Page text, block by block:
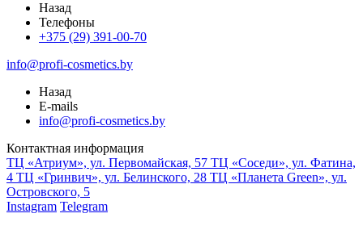
Назад
Телефоны
+375 (29) 391-00-70
info@profi-cosmetics.by
Назад
E-mails
info@profi-cosmetics.by
Контактная информация
ТЦ «Атриум», ул. Первомайская, 57 ТЦ «Соседи», ул. Фатина,
4 ТЦ «Гринвич», ул. Белинского, 28 ТЦ «Планета Green», ул.
Островского, 5
Instagram Telegram